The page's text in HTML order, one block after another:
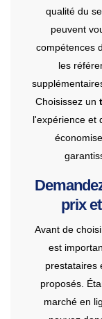
qualité du
peuvent
compétences
les
Choisissez un
l'expérience et
prix
Avant de
est
prestataires
proposés.
marché en